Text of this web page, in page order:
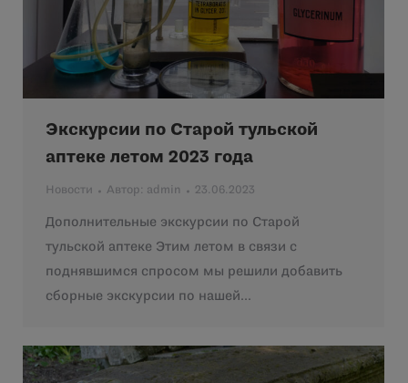
Экскурсии по Старой тульской
аптеке летом 2023 года
Новости Автор: admin 23.06.2023
Дополнительные экскурсии по Старой
тульской аптеке Этим летом в связи с
поднявшимся спросом мы решили добавить
сборные экскурсии по нашей…